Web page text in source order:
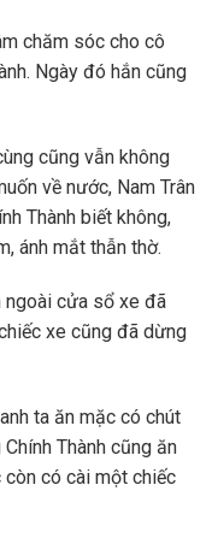
chăm sóc cho cô
Ngày đó hắn cũng
cũng vẫn không
về nước, Nam Trân
Thành biết không,
ánh mắt thẫn thờ.
ngoài cửa sổ xe đã
xe cũng đã dừng
ta ăn mặc có chút
Thành cũng ăn
có cài một chiếc